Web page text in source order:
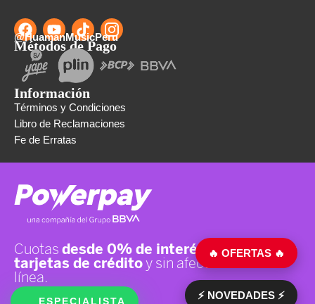
@HuamanMusicPeru
Métodos de Pago
Información
Términos y Condiciones
Libro de Reclamaciones
Fe de Erratas
ESPECIALISTA
🔥 OFERTAS 🔥
⚡ NOVEDADES ⚡